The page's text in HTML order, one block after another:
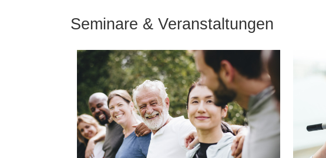
Seminare & Veranstaltungen